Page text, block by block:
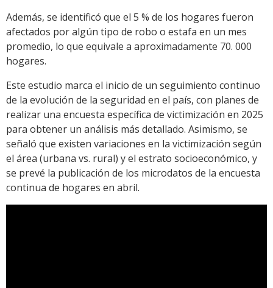
Además, se identificó que el 5 % de los hogares fueron
afectados por algún tipo de robo o estafa en un mes
promedio, lo que equivale a aproximadamente 70. 000
hogares.
Este estudio marca el inicio de un seguimiento continuo
de la evolución de la seguridad en el país, con planes de
realizar una encuesta específica de victimización en 2025
para obtener un análisis más detallado. Asimismo, se
señaló que existen variaciones en la victimización según
el área (urbana vs. rural) y el estrato socioeconómico, y
se prevé la publicación de los microdatos de la encuesta
continua de hogares en abril.